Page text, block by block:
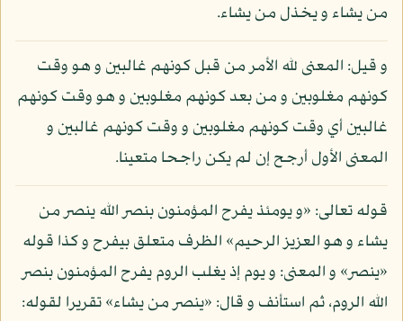
من يشاء و يخذل من يشاء.
و قيل: المعنى لله الأمر من قبل كونهم غالبين و هو وقت
كونهم مغلوبين و من بعد كونهم مغلوبين و هو وقت كونهم
غالبين أي وقت كونهم مغلوبين و وقت كونهم غالبين و
المعنى الأول أرجح إن لم يكن راجحا متعينا.
قوله تعالى: «و يومئذ يفرح المؤمنون بنصر الله ينصر من
يشاء و هو العزيز الرحيم» الظرف متعلق بيفرح و كذا قوله
«ينصر» و المعنى: و يوم إذ يغلب الروم يفرح المؤمنون بنصر
الله الروم، ثم استأنف و قال: «ينصر من يشاء» تقريرا لقوله: